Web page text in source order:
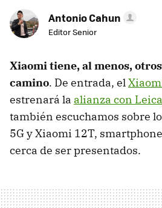
Antonio Cahun
Editor Senior
Xiaomi tiene, al menos,
camino. De entrada, el
estrenará la alianza con Leica
también escuchamos sobre
5G y Xiaomi 12T,
cerca de ser presentados.